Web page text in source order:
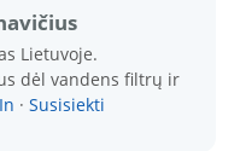
Lietuvoje.
dėl vandens filtrų ir
· Susisiekti